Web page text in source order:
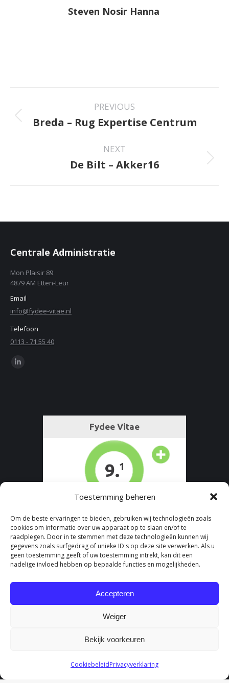
Toestemming beheren
Om de beste ervaringen te bieden, gebruiken wij technologieën zoals
cookies om informatie over uw apparaat op te slaan en/of te
raadplegen. Door in te stemmen met deze technologieën kunnen wij
gegevens zoals surfgedrag of unieke ID's op deze site verwerken. Als u
geen toestemming geeft of uw toestemming intrekt, kan dit een
nadelige invloed hebben op bepaalde functies en mogelijkheden.
Accepteren
Weiger
Bekijk voorkeuren
CookiebeleidPrivacyverklaring
Steven Nosir Hanna
navigation
PREVIOUS
Previous
Breda – Rug Expertise Centrum
NEXT
Next
De Bilt – Akker16
Centrale Administratie
Mon Plaisir 89
4879 AM Etten-Leur
Email
info@fydee-vitae.nl
Telefoon
0113 - 71 55 40
Find us on: